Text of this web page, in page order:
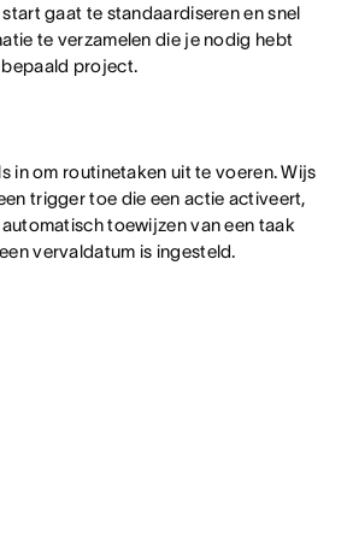
gaat te standaardiseren en snel
te verzamelen die je nodig hebt
project.
in om routinetaken uit te voeren. Wijs
trigger toe die een actie activeert,
toewijzen van een taak
vervaldatum is ingesteld.